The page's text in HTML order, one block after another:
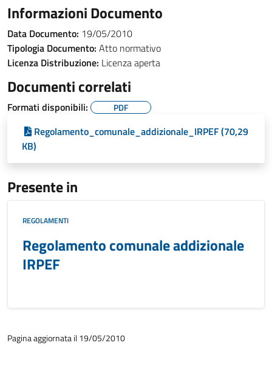
Informazioni Documento
Data Documento: 19/05/2010
Tipologia Documento: Atto normativo
Licenza Distribuzione: Licenza aperta
Documenti correlati
Formati disponibili: PDF
Regolamento_comunale_addizionale_IRPEF (70,29
KB)
Presente in
REGOLAMENTI
Regolamento comunale addizionale
IRPEF
Pagina aggiornata il 19/05/2010